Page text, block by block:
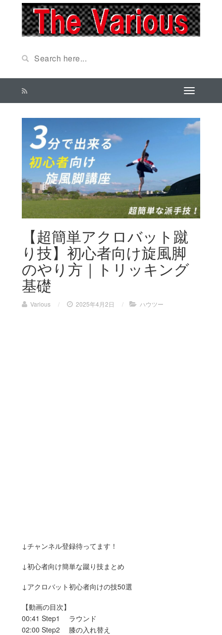
【超簡単アクロバット蹴
り技】初心者向け旋風脚
のやり方｜トリッキング
基礎
Various / 2025年4月2日 / ハウツー
↓チャンネル登録待ってます！
↓初心者向け簡単な蹴り技まとめ
↓アクロバット初心者向けの技50選
【動画の目次】
00:41 Step1 ラウンド
02:00 Step2 膝の入れ替え